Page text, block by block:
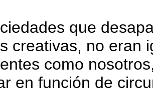
que
creativas, no eran
como
en función de